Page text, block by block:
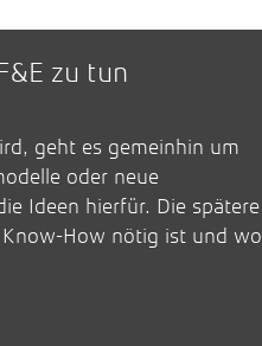
zu tun
geht es gemeinhin um
oder neue
Ideen hierfür. Die spätere
How nötig ist und wo